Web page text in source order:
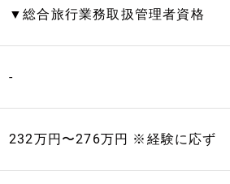
▼総合旅行業務取扱管理者資格
-
232万円〜276万円 ※経験に応ず